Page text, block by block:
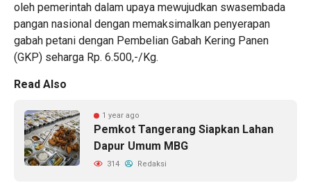
oleh pemerintah dalam upaya mewujudkan swasembada
pangan nasional dengan memaksimalkan penyerapan
gabah petani dengan Pembelian Gabah Kering Panen
(GKP) seharga Rp. 6.500,-/Kg.
Read Also
1 year ago
Pemkot Tangerang Siapkan Lahan
Dapur Umum MBG
314 Redaksi